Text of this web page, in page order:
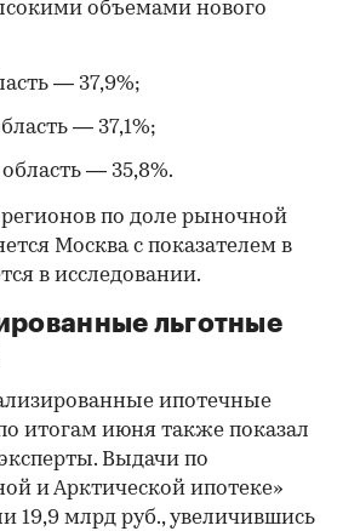
объемами нового
— 37,9%;
— 37,1%;
— 35,8%.
по доле рыночной
Москва с показателем в
в исследовании.
льготные
ипотечные
итогам июня также показал
Выдачи по
и Арктической ипотеке»
19,9 млрд руб., увеличившись